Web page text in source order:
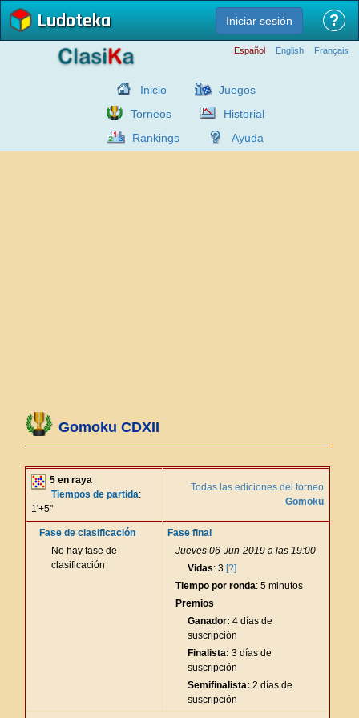
Ludoteka Iniciar sesión ?
Español English Français
Inicio
Juegos
Torneos
Historial
Rankings
Ayuda
Gomoku CDXII
5 en raya
Tiempos de partida:
1'+5"
Todas las ediciones del torneo
Gomoku
Fase de clasificación
No hay fase de
clasificación
Fase final
Jueves 06-Jun-2019 a las 19:00
Vidas: 3 [?]
Tiempo por ronda: 5 minutos
Premios
Ganador: 4 días de
suscripción
Finalista: 3 días de
suscripción
Semifinalista: 2 días de
suscripción